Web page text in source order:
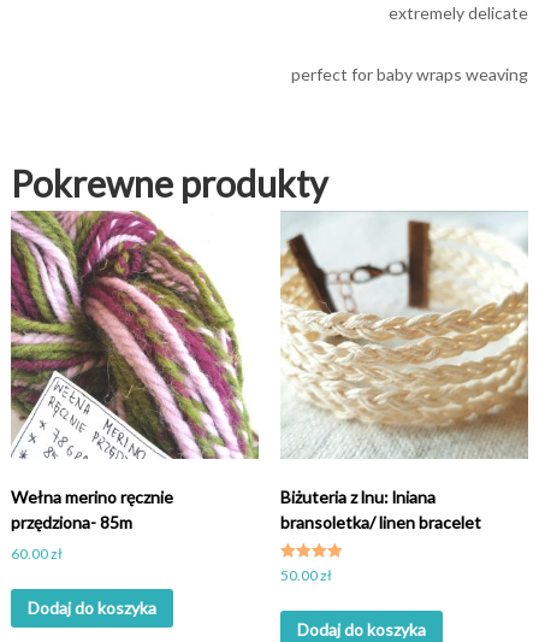
extremely delicate
perfect for baby wraps weaving
Pokrewne produkty
Wełna merino ręcznie
przędziona- 85m
60.00zł
Dodaj do koszyka
Biżuteria z lnu: lniana
bransoletka/ linen bracelet
Oceniony
50.00zł
Dodaj do koszyka